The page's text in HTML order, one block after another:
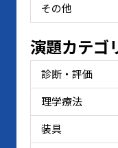
その他
演題カテゴ
診断・評価
理学療法
装具